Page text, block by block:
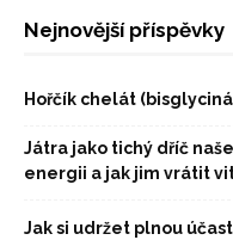
Nejnovější příspěvky
Hořčík chelát
Játra jako tichý dříč
energii a jak jim vrátit
Jak si udržet plnou